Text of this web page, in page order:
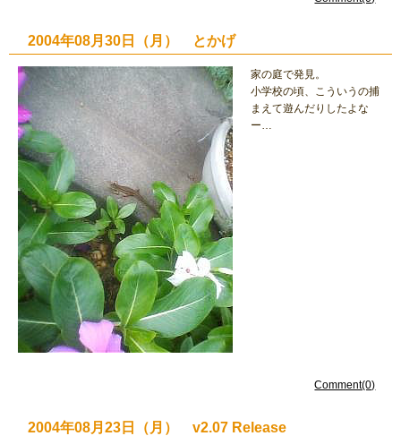
2004年08月30日（月） とかげ
家の庭で発見。
小学校の頃、こういうの捕
まえて遊んだりしたよな
ー…
Comment(0)
2004年08月23日（月） v2.07 Release